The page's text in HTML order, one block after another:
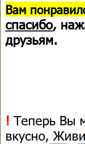
Вам
спасибо,
друзьям.
! Теперь Вы
вкусно,